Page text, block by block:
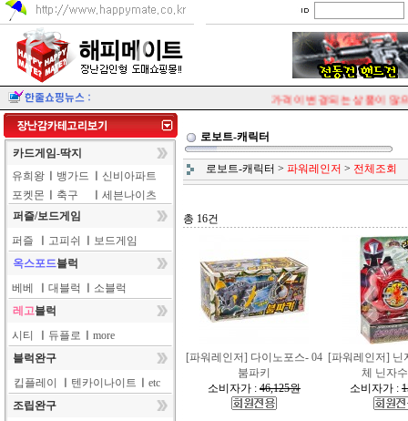
가격이 변경되는 상품이 많으
카드게임-딱지
유희왕
뱅가드
신비아파트
포켓몬
축구
세븐나이츠
퍼즐/보드게임
퍼즐
고피쉬
보드게임
옥스포드블럭
베베
대블럭
소블럭
레고블럭
시티
듀플로
more
블럭완구
킵플레이
텐카이나이트
etc
조립완구
로보트-캐릭터
로보트-캐릭터 > 파워레인저 > 전체조회
총 16건
[파워레인저] 다이노포스- 04
붐파키
소비자가 : 46,125원
[파워레인저] 닌
체 닌자
소비자가 :